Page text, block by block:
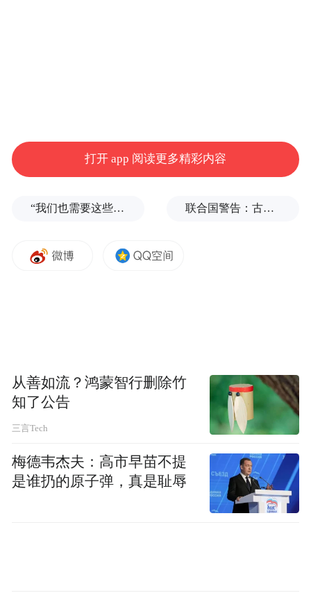
（梁生仁 摄 电影台词取自《千与千寻》）
时间在这里凝固
将你拉回到明清时期
从清晨到日暮
千百年来的烟火气一直在古城内上演
打开 app 阅读更多精彩内容
“我们也需要这些导弹啊”，特朗普公开拒绝泽连斯基！ 联合国警告：古巴或变成沉默的加沙
从善如流？鸿蒙智行删除竹
知了公告
三言Tech
梅德韦杰夫：高市早苗不提
是谁扔的原子弹，真是耻辱